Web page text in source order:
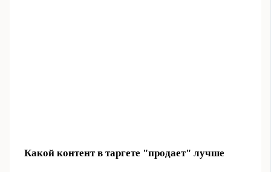
Какой контент в таргете "продает" лучше